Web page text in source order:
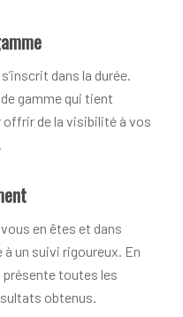
dans la durée.
gamme qui tient
de la visibilité à vos
en êtes et dans
un suivi rigoureux. En
toutes les
obtenus.